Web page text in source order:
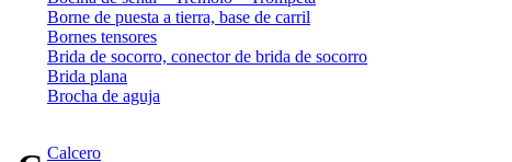
Borne de puesta a tierra, base de carril
Bornes tensores
Brida de socorro, conector de brida de socorro
Brida plana
Brocha de aguja
Calcero